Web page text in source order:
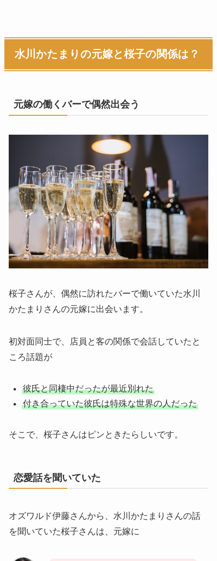
水川かたまりの元嫁と桜子の関係は？
元嫁の働くバーで偶然出会う
桜子さんが、偶然に訪れたバーで働いていた水川
かたまりさんの元嫁に出会います。
初対面同士で、店員と客の関係で会話していたと
ころ話題が
彼氏と同棲中だったが最近別れた
付き合っていた彼氏は特殊な世界の人だった
そこで、桜子さんはピンときたらしいです。
恋愛話を聞いていた
オズワルド伊藤さんから、水川かたまりさんの話
を聞いていた桜子さんは、元嫁に